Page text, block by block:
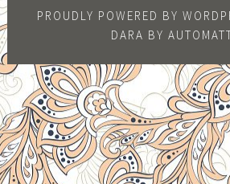
PROUDLY POWERED BY
DARA BY